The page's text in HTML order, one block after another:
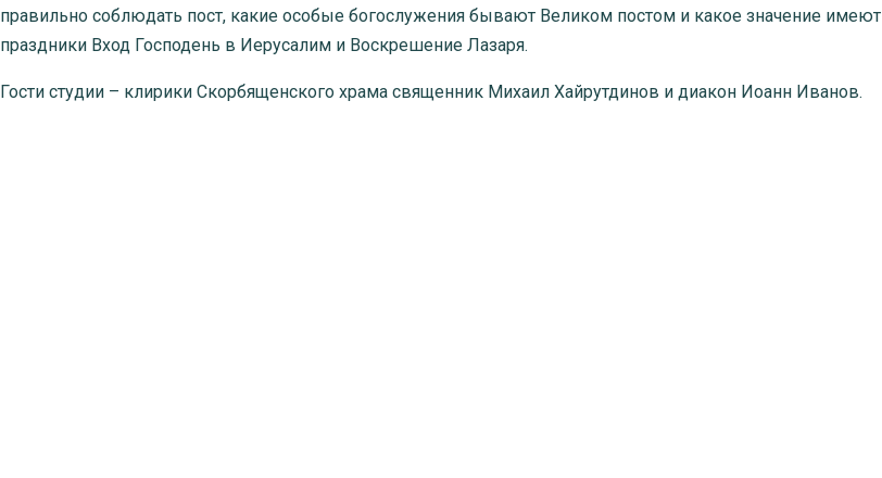
правильно соблюдать пост, какие особые богослужения бывают Великом постом и какое значение имеют
праздники Вход Господень в Иерусалим и Воскрешение Лазаря.
Гости студии – клирики Скорбященского храма священник Михаил Хайрутдинов и диакон Иоанн Иванов.